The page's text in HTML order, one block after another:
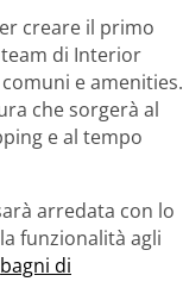
creare il primo
di Interior
e amenities.
che sorgerà al
e al tempo
arredata con lo
funzionalità agli
bagni di